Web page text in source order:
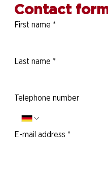
Contact
First name *
Last name *
Telephone number
E-mail address *